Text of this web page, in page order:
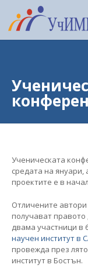
Ученическата
средата на
проектите е в
Отличените
получават
двама участници в
научен институт в
провежда през
институт в Бостън.